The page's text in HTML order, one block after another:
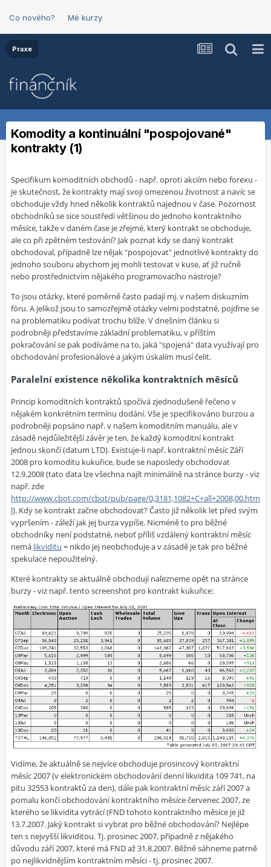
Co nového? Mé kurzy
Praxe
Komodity a kontinuální "pospojované"
kontrakty (1)
Specifikum komoditních obchodů - např. oproti akciím nebo forexu -
je skutečnost, že kontrakty mají svoji omezenou životnost a navíc se
obchoduje vždy hned několik kontraktů najednou v čase. Pozornost
obchodníků se sice soustředí většinou do jednoho kontraktního
měsíce, takže v daném čase je zřejmé, který kontrakt se obchoduje,
ale co při zpětném testování? Jak poznat kdy se daný kontrakt
obchodoval, případně lze nějak "pospojovat" jednotlivé kontrakty do
jednoho souboru abychom jej mohli testovat v kuse, ať již ručně
nebo prostřednictvím nějakého programovacího nástroje?
To jsou otázky, které poměrně často padají mj. v našem diskuzním
fóru. A jelikož jsou to samozřejmě otázky velmi podstatné, pojďme se
na problematiku podívat trochu blíže. V dnešním článku si
podrobněji představíme základní problematiku, v příštím
pokračování se pak podíváme na to, jaká "spojená" data využívají pro
obchodování profesionálové a jakým úskalím musí čelit.
Paralelní existence několika kontraktních měsíců
Princip komoditních kontraktů spočívá zjednodušeně řečeno v
nějakém konkrétním termínu dodání. Vše je specifikováno burzou a
podrobněji popsáno např. v našem komoditním manuálu, ale v
zásadě nejdůležitější závěr je ten, že každý komoditní kontrakt
jednou skončí (datum LTD). Existuje-li např. kontraktní měsíc Září
2008 pro komoditu kukuřice, bude se naposledy obchodovat
12.9.2008 (tato data lze všechna najít minimálně na stránce burzy - viz
např. zde
http://www.cbot.com/cbot/pub/page/0,3181,1082+C+all+2008,00.htm
l). Kdy se kontrakt začne obchodovat? Často již několik let před svým
vypršením - záleží jak jej burza vypíše. Nicméně to pro běžné
obchodníky není podstatné, neboť příliš vzdálený kontraktní měsíc
nemá likviditu = nikdo jej neobchoduje a v zásadě je tak pro běžné
spekulace nepoužitelný.
Které kontrakty se aktuálně obchodují nalezneme opět na stránce
burzy - viz např. tento screenshot pro kontrakt kukuřice:
Vidíme, že aktuálně se nejvíce obchoduje prosincový kontraktní
měsíc 2007 (v elektronickém obchodování denní likvidita 109 741, na
pitu 32553 kontraktů za den), dále pak kontraktní měsíc září 2007 a
pomalu končí obchodování kontraktního měsíce červenec 2007, ze
kterého se likvidita vytrácí (FND tohoto kontraktního měsíce je již
13.7.2007. Jaký kontrakt si vybrat pro běžné obchodování? Nejlépe
ten s nejvyšší likviditou. Tj. prosinec 2007, případně z nějakého
důvodu září 2007, které má FND až 31.8.2007. Běžně sáhneme patrně
po nejlikvidnějším kontraktním měsíci - tj. prosinec 2007.